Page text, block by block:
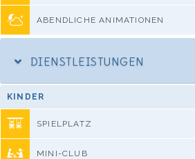
ABENDLICHE ANIMATIONEN
DIENSTLEISTUNGEN
KINDER
SPIELPLATZ
MINI-CLUB